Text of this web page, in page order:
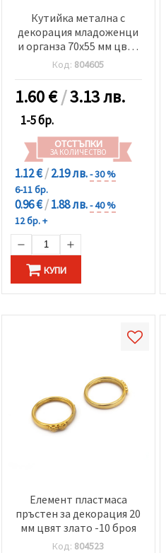
Кутийка метална с
декорация младоженци
и органза 70x55 мм цвят
бял
Код: 804605
1.60€/3.13 лв.
1-5 бр.
ОТСТЪПКИ
ЗА КОЛИЧЕСТВО
1.12 €/2.19 лв.- 30 %
6-11 бр.
0.96 €/1.88 лв.- 40 %
12 бр. +
КУПИ
Елемент пластмаса
пръстен за декорация 20
мм цвят злато -10 броя
Код: 804523